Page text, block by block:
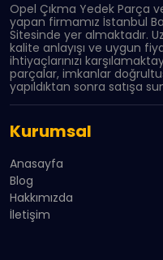
Opel Çıkma Yedek Parça
yapan firmamız İstanbul
Sitesinde yer almaktadır.
kalite anlayışı ve uygun
ihtiyaçlarınızı
parçalar, imkanlar
yapıldıktan sonra satışa
Kurumsal
Anasayfa
Blog
Hakkımızda
İletişim